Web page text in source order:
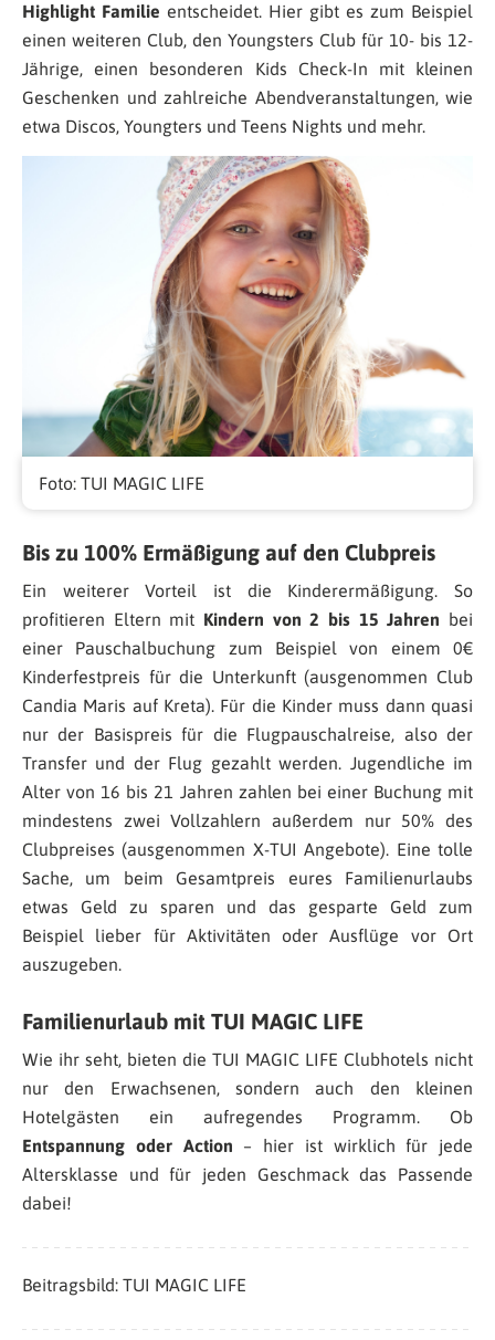
Highlight Familie entscheidet. Hier gibt es zum Beispiel
einen weiteren Club, den Youngsters Club für 10- bis 12-
Jährige, einen besonderen Kids Check-In mit kleinen
Geschenken und zahlreiche Abendveranstaltungen, wie
etwa Discos, Youngters und Teens Nights und mehr.
Foto: TUI MAGIC LIFE
Bis zu 100% Ermäßigung auf den Clubpreis
Ein weiterer Vorteil ist die Kinderermäßigung. So
profitieren Eltern mit Kindern von 2 bis 15 Jahren bei
einer Pauschalbuchung zum Beispiel von einem 0€
Kinderfestpreis für die Unterkunft (ausgenommen Club
Candia Maris auf Kreta). Für die Kinder muss dann quasi
nur der Basispreis für die Flugpauschalreise, also der
Transfer und der Flug gezahlt werden. Jugendliche im
Alter von 16 bis 21 Jahren zahlen bei einer Buchung mit
mindestens zwei Vollzahlern außerdem nur 50% des
Clubpreises (ausgenommen X-TUI Angebote). Eine tolle
Sache, um beim Gesamtpreis eures Familienurlaubs
etwas Geld zu sparen und das gesparte Geld zum
Beispiel lieber für Aktivitäten oder Ausflüge vor Ort
auszugeben.
Familienurlaub mit TUI MAGIC LIFE
Wie ihr seht, bieten die TUI MAGIC LIFE Clubhotels nicht
nur den Erwachsenen, sondern auch den kleinen
Hotelgästen ein aufregendes Programm. Ob
Entspannung oder Action – hier ist wirklich für jede
Altersklasse und für jeden Geschmack das Passende
dabei!
Beitragsbild: TUI MAGIC LIFE